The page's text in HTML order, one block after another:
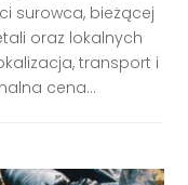
surowca, bieżącej
oraz lokalnych
transport i
cena...